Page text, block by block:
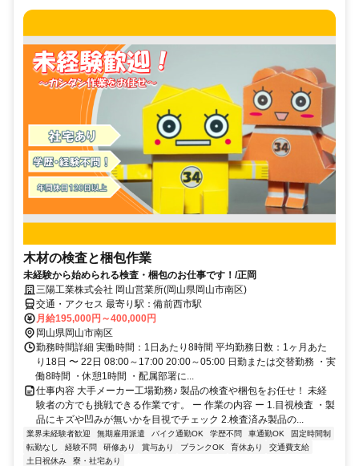
木材の検査と梱包作業
未経験から始められる検査・梱包のお仕事です！/正岡
三陽工業株式会社 岡山営業所(岡山県岡山市南区)
交通・アクセス 最寄り駅：備前西市駅
月給195,000円～400,000円
岡山県岡山市南区
勤務時間詳細 実働時間：1日あたり8時間 平均勤務日数：1ヶ月あた
り18日 〜 22日 08:00～17:00 20:00～05:00 日勤または交替勤務 ・実
働8時間 ・休憩1時間 ・配属部署に...
仕事内容 大手メーカー工場勤務♪ 製品の検査や梱包をお任せ！ 未経
験者の方でも挑戦できる作業です。 ー 作業の内容 ー 1.目視検査 ・製
品にキズや凹みが無いかを目視でチェック 2.検査済み製品の...
業界未経験者歓迎 無期雇用派遣 バイク通勤OK 学歴不問 車通勤OK
固定時間制
転勤なし
経験不問 研修あり 賞与あり ブランクOK 育休あり
交通費支給
土日祝休み
寮・社宅あり